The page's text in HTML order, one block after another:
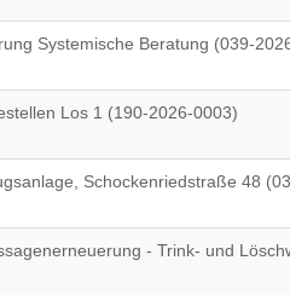
Systemische Beratung (039-
Los 1 (190-2026-0003)
Schockenriedstraße 48
- Trink- und